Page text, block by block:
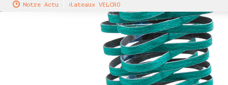
Notre Actu
gamme de plateaux VELCRO